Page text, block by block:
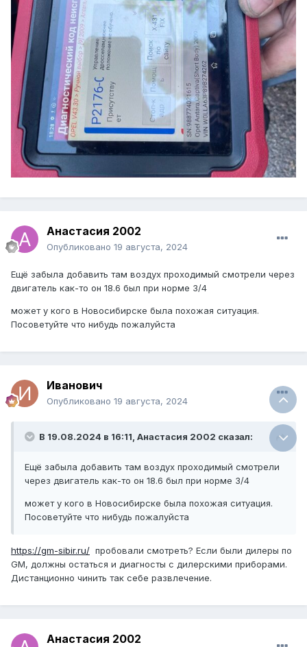
Анастасия 2002
Опубликовано 19 августа, 2024
Ещё забыла добавить там воздух проходимый смотрели через
двигатель как-то он 18.6 был при норме 3/4
может у кого в Новосибирске была похожая ситуация.
Посоветуйте что нибудь пожалуйста
Иванович
Опубликовано 19 августа, 2024
В 19.08.2024 в 16:11, Анастасия 2002 сказал:
Ещё забыла добавить там воздух проходимый смотрели
через двигатель как-то он 18.6 был при норме 3/4
может у кого в Новосибирске была похожая ситуация.
Посоветуйте что нибудь пожалуйста
https://gm-sibir.ru/ пробовали смотреть? Если были дилеры по
GM, должны остаться и диагносты с дилерскими приборами.
Дистанционно чинить так себе развлечение.
Анастасия 2002